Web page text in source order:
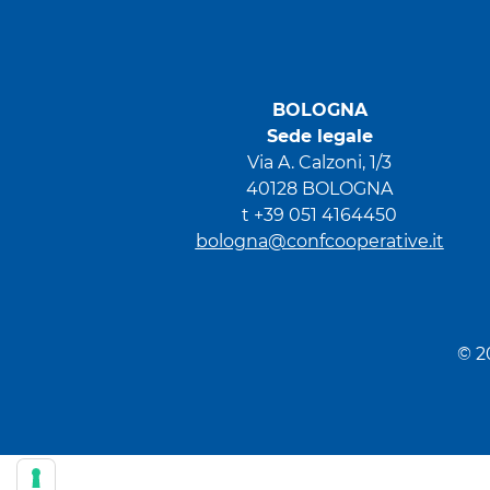
BOLOGNA
Sede legale
Via A. Calzoni, 1/3
40128 BOLOGNA
t +39 051 4164450
bologna@confcooperative.it
©